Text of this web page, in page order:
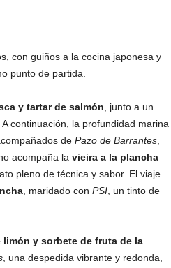
con guiños a la cocina japonesa y
punto de partida.
y tartar de salmón , junto a un
continuación, la profundidad marina
de Pazo de Barrantes,
acompaña la vieira a la plancha
pleno de técnica y sabor. El viaje
, maridado con PSI, un tinto de
y sorbete de fruta de la
, una despedida vibrante y redonda,